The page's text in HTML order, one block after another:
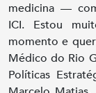
medicina —
ICI. Estou
momento e
Médico do Rio
Políticas